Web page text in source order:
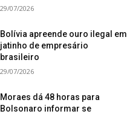
29/07/2026
Bolívia apreende ouro ilegal em
jatinho de empresário
brasileiro
29/07/2026
Moraes dá 48 horas para
Bolsonaro informar se